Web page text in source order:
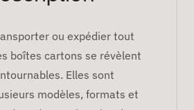
ou expédier tout
boîtes cartons se révèlent
Elles sont
modèles, formats et